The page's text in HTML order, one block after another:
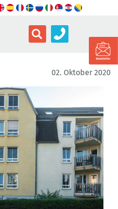
02. Oktober 2020